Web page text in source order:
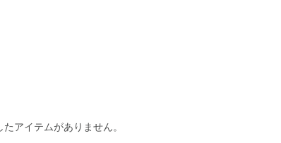
アイテムがありません。